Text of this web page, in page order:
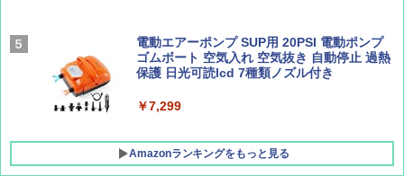
￥1,500
￥1,540
￥8,991
X 2人用 3人用 キャンプ アウトドア フェス
￥20,718
電動エアーポンプ SUP用 20PSI 電動ポンプ
ゴムボート 空気入れ 空気抜き 自動停止 過熱
保護 日光可読lcd 7種類ノズル付き
￥7,299
Amazonランキングをもっと見る